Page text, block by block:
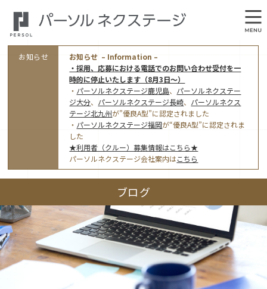
オフィス案内・アクセス
アクセストップ
福岡オフィス
鹿児島オフィス
大分オフィス
事業モデルと仕事内容
ワークスタイル
指定就労継続支援Ａ型事業所にかかる情報公表
採用情報トップ
利用者（クルー）募集
支援スタッフ（タレント）募集
お知らせ
お知らせ – Information –
・採用、応募における電話でのお問い合わせ受付を一
時的に停止いたします（8月3日～）
・ パーソルネクステージ鹿児島、 パーソルネクステー
ジ大分、 パーソルネクステージ長崎、 パーソルネクス
テージ北九州が”優良A型”に認定されました
・ パーソルネクステージ福岡が“優良A型”に認定されま
した
★利用者（クルー）募集情報はこちら★
パーソルネクステージ会社案内はこちら
ブログ